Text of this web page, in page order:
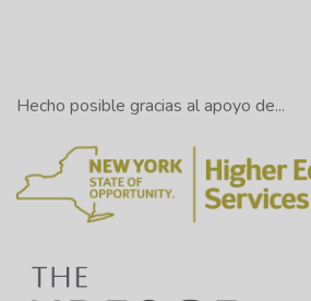
Hecho posible gracias al apoyo de...